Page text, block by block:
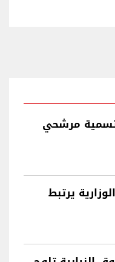
مرشحي
يرتبط